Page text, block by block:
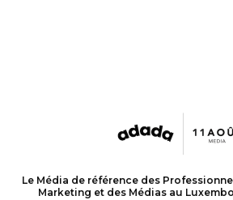
Le Média de référence des
Marketing et des Médias au